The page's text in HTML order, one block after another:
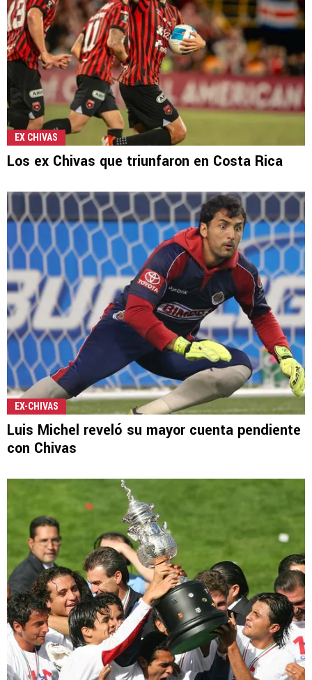
EX CHIVAS
Los ex Chivas que triunfaron en Costa Rica
EX-CHIVAS
Luis Michel reveló su mayor cuenta pendiente
con Chivas